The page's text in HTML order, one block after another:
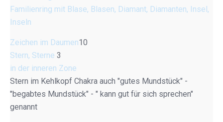
Familienring mit Blase, Blasen, Diamant, Diamanten, Insel,
Inseln
Zeichen im Daumen10
Stern, Sterne 3
in der inneren Zone
Stern im Kehlkopf Chakra auch "gutes Mundstück" -
"begabtes Mundstück" - " kann gut für sich sprechen"
genannt